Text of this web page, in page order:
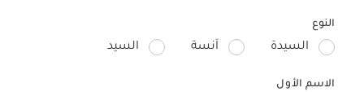
النوع
السيدة آنسة السيد
الاسم الأول